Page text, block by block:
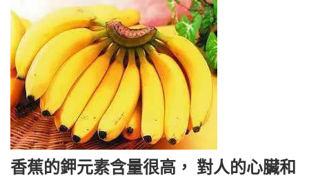
香蕉的鉀元素含量很高， 對人的心臟和